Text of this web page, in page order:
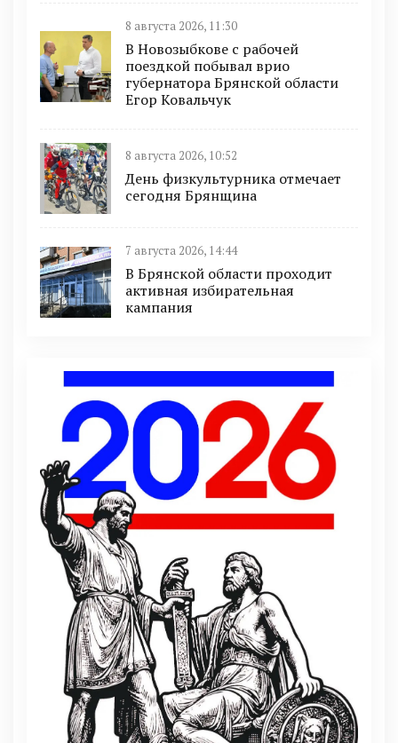
8 августа 2026, 11:30
В Новозыбкове с рабочей
поездкой побывал врио
губернатора Брянской области
Егор Ковальчук
8 августа 2026, 10:52
День физкультурника отмечает
сегодня Брянщина
7 августа 2026, 14:44
В Брянской области проходит
активная избирательная
кампания